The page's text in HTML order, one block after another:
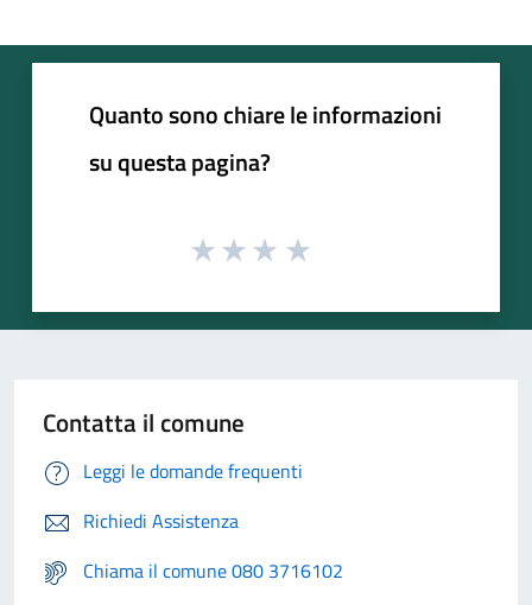
Quanto sono chiare le informazioni
su questa pagina?
Contatta il comune
Leggi le domande frequenti
Richiedi Assistenza
Chiama il comune 080 3716102